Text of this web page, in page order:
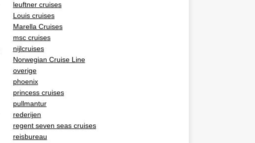
leuftner cruises
Louis cruises
Marella Cruises
msc cruises
nijlcruises
Norwegian Cruise Line
overige
phoenix
princess cruises
pullmantur
rederijen
regent seven seas cruises
reisbureau